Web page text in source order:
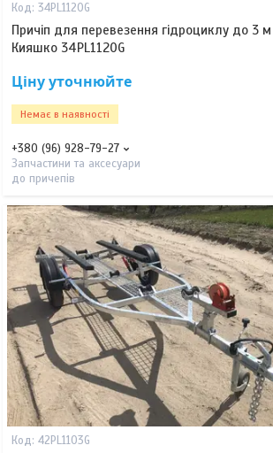
34PL1120G
Причіп для перевезення гідроциклу до 3 м
Кияшко 34PL1120G
Ціну уточнюйте
Немає в наявності
+380 (96) 928-79-27
Запчастини та аксесуари
до причепів
42PL1103G